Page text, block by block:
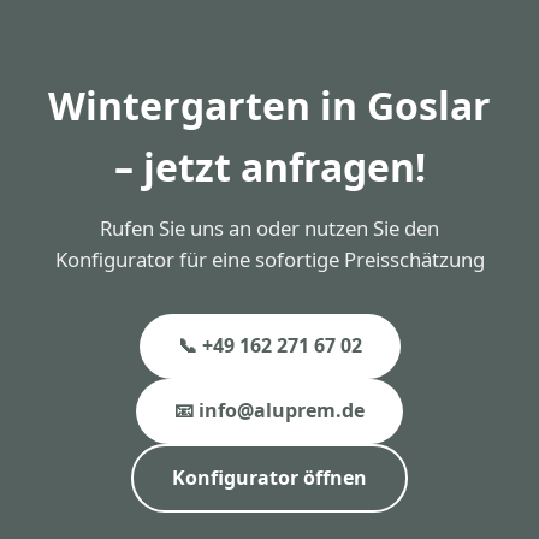
Wintergarten in Goslar
– jetzt anfragen!
Rufen Sie uns an oder nutzen Sie den
Konfigurator für eine sofortige Preisschätzung
📞 +49 162 271 67 02
📧 info@aluprem.de
Konfigurator öffnen